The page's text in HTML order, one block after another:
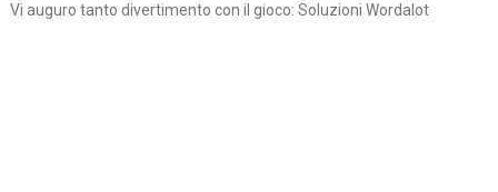
Vi auguro tanto divertimento con il gioco: Soluzioni Wordalot